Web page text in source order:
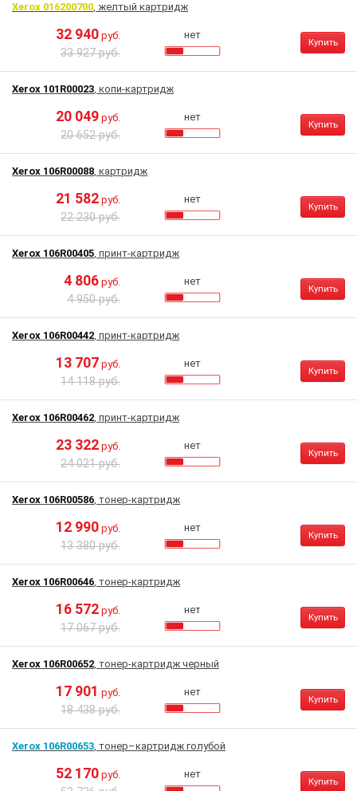
Xerox 016200700, желтый картридж
32 940 руб.
33 927 руб.
нет
Купить
Xerox 101R00023, копи-картридж
20 049 руб.
20 652 руб.
нет
Купить
Xerox 106R00088, картридж
21 582 руб.
22 230 руб.
нет
Купить
Xerox 106R00405, принт-картридж
4 806 руб.
4 950 руб.
нет
Купить
Xerox 106R00442, принт-картридж
13 707 руб.
14 118 руб.
нет
Купить
Xerox 106R00462, принт-картридж
23 322 руб.
24 021 руб.
нет
Купить
Xerox 106R00586, тонер-картридж
12 990 руб.
13 380 руб.
нет
Купить
Xerox 106R00646, тонер-картридж
16 572 руб.
17 067 руб.
нет
Купить
Xerox 106R00652, тонер-картридж черный
17 901 руб.
18 438 руб.
нет
Купить
Xerox 106R00653, тонер–картридж голубой
52 170 руб. нет
Купить